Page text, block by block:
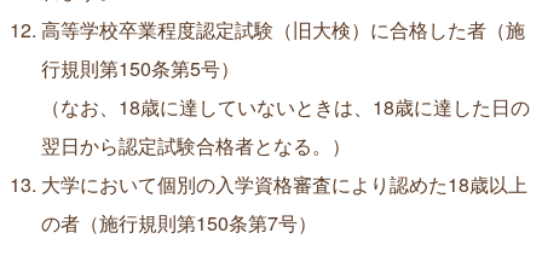
高等学校卒業程度認定試験（旧大検）に合格した者（施
行規則第150条第5号）
（なお、18歳に達していないときは、18歳に達した日の
翌日から認定試験合格者となる。）
大学において個別の入学資格審査により認めた18歳以上
の者（施行規則第150条第7号）